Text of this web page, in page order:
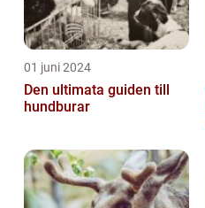
01 juni 2024
Den ultimata guiden till
hundburar